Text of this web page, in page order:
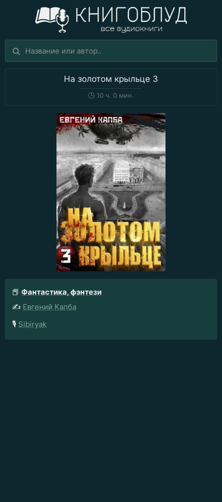
На золотом крыльце 3
🕒 10 ч. 0 мин.
📕 Фантастика, фэнтези
✍️ Евгений Капба
🎙️ Sibiryak